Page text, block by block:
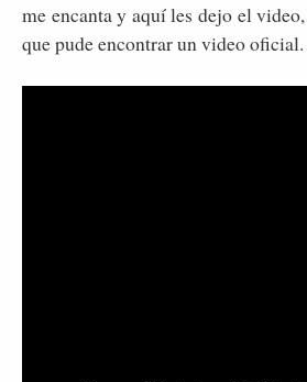
me encanta y aquí les dejo el
que pude encontrar un video oficial.